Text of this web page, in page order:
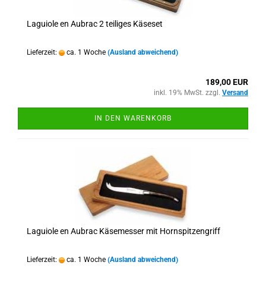
Laguiole en Aubrac 2 teiliges Käseset
Lieferzeit: ca. 1 Woche (Ausland abweichend)
189,00 EUR
inkl. 19% MwSt. zzgl. Versand
IN DEN WARENKORB
Laguiole en Aubrac Käsemesser mit Hornspitzengriff
Lieferzeit: ca. 1 Woche (Ausland abweichend)